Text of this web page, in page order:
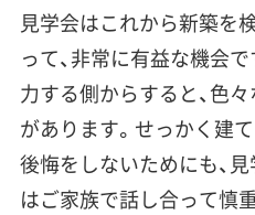
見学会はこれから新築を
って、非常に有益な機会
力する側からすると、色
があります。せっかく建
後悔をしないためにも、
はご家族で話し合って慎